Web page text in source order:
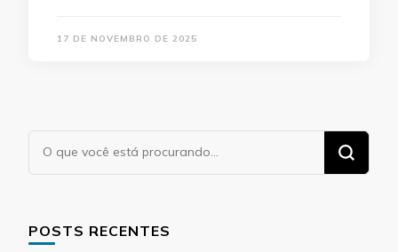
17 DE NOVEMBRO DE 2025
Procurando
algo?
POSTS RECENTES